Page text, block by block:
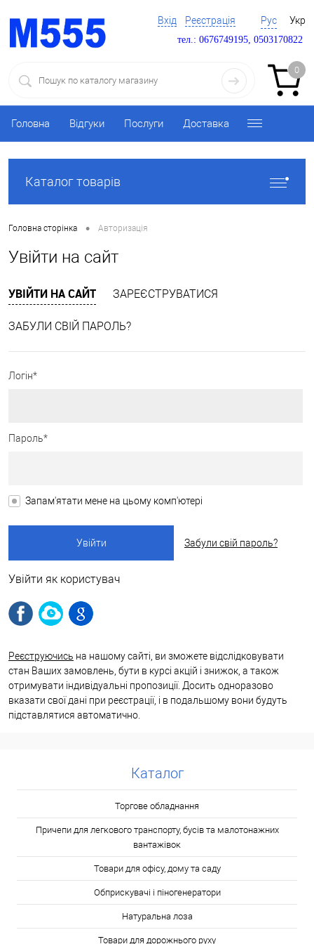
Вхід Реєстрація Рус Укр
тел.: 0676749195, 0503170822
0
Головна Відгуки Послуги Доставка
Каталог товарів
Головна сторінка • Авторизація
Увійти на сайт
УВІЙТИ НА САЙТ ЗАРЕЄСТРУВАТИСЯ
ЗАБУЛИ СВІЙ ПАРОЛЬ?
Логін*
Пароль*
Запам'ятати мене на цьому комп'ютері
Забули свій пароль?
Увійти як користувач
Реєструючись на нашому сайті, ви зможете відслідковувати
стан Ваших замовлень, бути в курсі акцій і знижок, а також
отримувати індивідуальні пропозиції. Досить одноразово
вказати свої дані при реєстрації, і в подальшому вони будуть
підставлятися автоматично.
Каталог
Торгове обладнання
Причепи для легкового транспорту, бусів та малотонажних
вантажівок
Товари для офісу, дому та саду
Обприскувачі і піногенератори
Натуральна лоза
Товари для дорожнього руху